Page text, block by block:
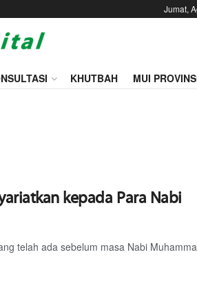
Jumat,
KHUTBAH MUI
kepada Para Nabi
telah ada sebelum masa Nabi